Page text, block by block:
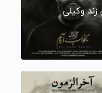
زند وکیلی